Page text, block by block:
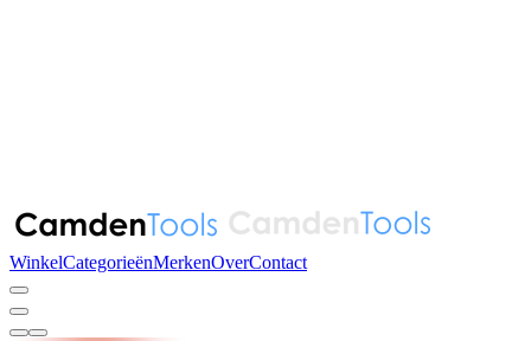
WinkelCategorieënMerkenOverContact